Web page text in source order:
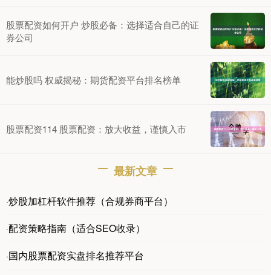
股票配资如何开户 炒股必备：选择适合自己的证
券公司
能炒股吗 权威揭秘：期货配资平台排名榜单
股票配资114 股票配资：放大收益，谨慎入市
最新文章
·炒股加杠杆软件推荐（合规券商平台）
·配资策略指南（适合SEO收录）
·国内股票配资实盘排名推荐平台